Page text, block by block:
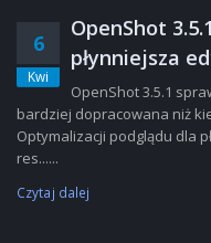
6
Kwi
OpenShot
płynniejsza
OpenShot 3.5.1
bardziej dopracowana niż
Optymalizacji podglądu dla
res......
Czytaj dalej